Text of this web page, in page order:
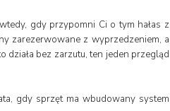
gdy przypomni Ci o tym hałas z
zarezerwowane z wyprzedzeniem, a
działa bez zarzutu, ten jeden przegląd
gdy sprzęt ma wbudowany system